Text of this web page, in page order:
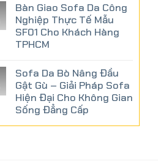
Bàn Giao Sofa Da Công
Nghiệp Thực Tế Mẫu
SF01 Cho Khách Hàng
TPHCM
Sofa Da Bò Nâng Đầu
Gật Gù – Giải Pháp Sofa
Hiện Đại Cho Không Gian
Sống Đẳng Cấp